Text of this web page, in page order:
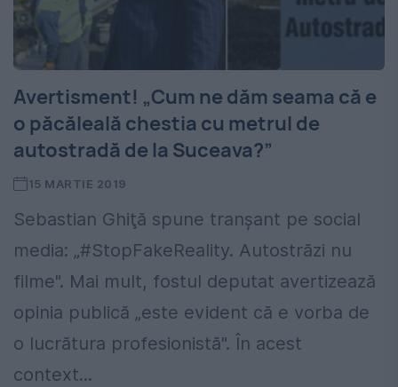
Avertisment! „Cum ne dăm seama că e
o păcăleală chestia cu metrul de
autostradă de la Suceava?”
15 MARTIE 2019
Sebastian Ghiţă spune tranşant pe social
media: „#StopFakeReality. Autostrăzi nu
filme". Mai mult, fostul deputat avertizează
opinia publică „este evident că e vorba de
o lucrătura profesionistă". În acest
context...